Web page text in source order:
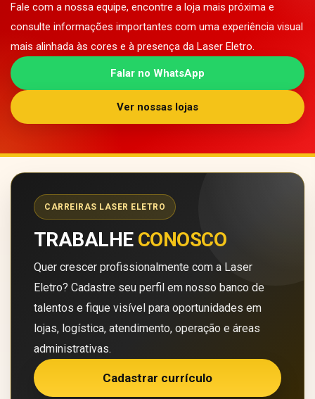
Fale com a nossa equipe, encontre a loja mais próxima e
consulte informações importantes com uma experiência visual
mais alinhada às cores e à presença da Laser Eletro.
Falar no WhatsApp
Ver nossas lojas
CARREIRAS LASER ELETRO
TRABALHE CONOSCO
Quer crescer profissionalmente com a Laser
Eletro? Cadastre seu perfil em nosso banco de
talentos e fique visível para oportunidades em
lojas, logística, atendimento, operação e áreas
administrativas.
Cadastrar currículo